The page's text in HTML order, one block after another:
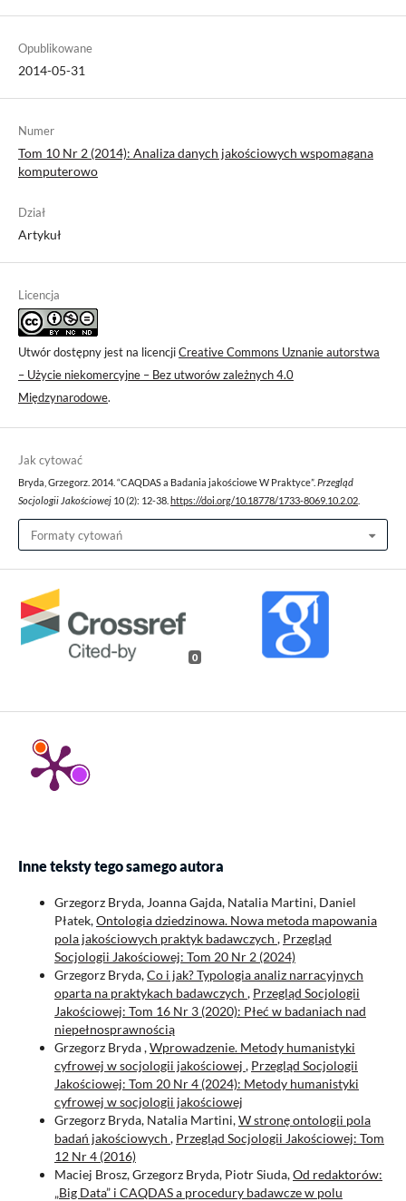
Opublikowane
2014-05-31
Numer
Tom 10 Nr 2 (2014): Analiza danych jakościowych wspomagana
komputerowo
Dział
Artykuł
Licencja
Utwór dostępny jest na licencjiCreative Commons Uznanie autorstwa
– Użycie niekomercyjne – Bez utworów zależnych 4.0
Międzynarodowe.
Jak cytować
Bryda, Grzegorz. 2014. “CAQDAS a Badania jakościowe W Praktyce”. Przegląd
Socjologii Jakościowej 10 (2): 12-38. https://doi.org/10.18778/1733-8069.10.2.02
Formaty cytowań
0
Inne teksty tego samego autora
Grzegorz Bryda, Joanna Gajda, Natalia Martini, Daniel
Płatek,Ontologia dziedzinowa. Nowa metoda mapowania
pola jakościowych praktyk badawczych , Przegląd
Socjologii Jakościowej: Tom 20 Nr 2 (2024)
Grzegorz Bryda,Co i jak? Typologia analiz narracyjnych
oparta na praktykach badawczych , Przegląd Socjologii
Jakościowej: Tom 16 Nr 3 (2020): Płeć w badaniach nad
niepełnosprawnością
Grzegorz Bryda ,Wprowadzenie. Metody humanistyki
cyfrowej w socjologii jakościowej , Przegląd Socjologii
Jakościowej: Tom 20 Nr 4 (2024): Metody humanistyki
cyfrowej w socjologii jakościowej
Grzegorz Bryda, Natalia Martini,W stronę ontologii pola
badań jakościowych , Przegląd Socjologii Jakościowej: Tom
12 Nr 4 (2016)
Maciej Brosz, Grzegorz Bryda, Piotr Siuda,Od redaktorów:
„Big Data” i CAQDAS a procedury badawcze w polu